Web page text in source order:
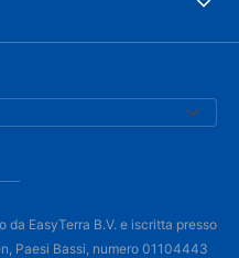
EasyTerra B.V. e iscritta presso
Paesi Bassi, numero 01104443